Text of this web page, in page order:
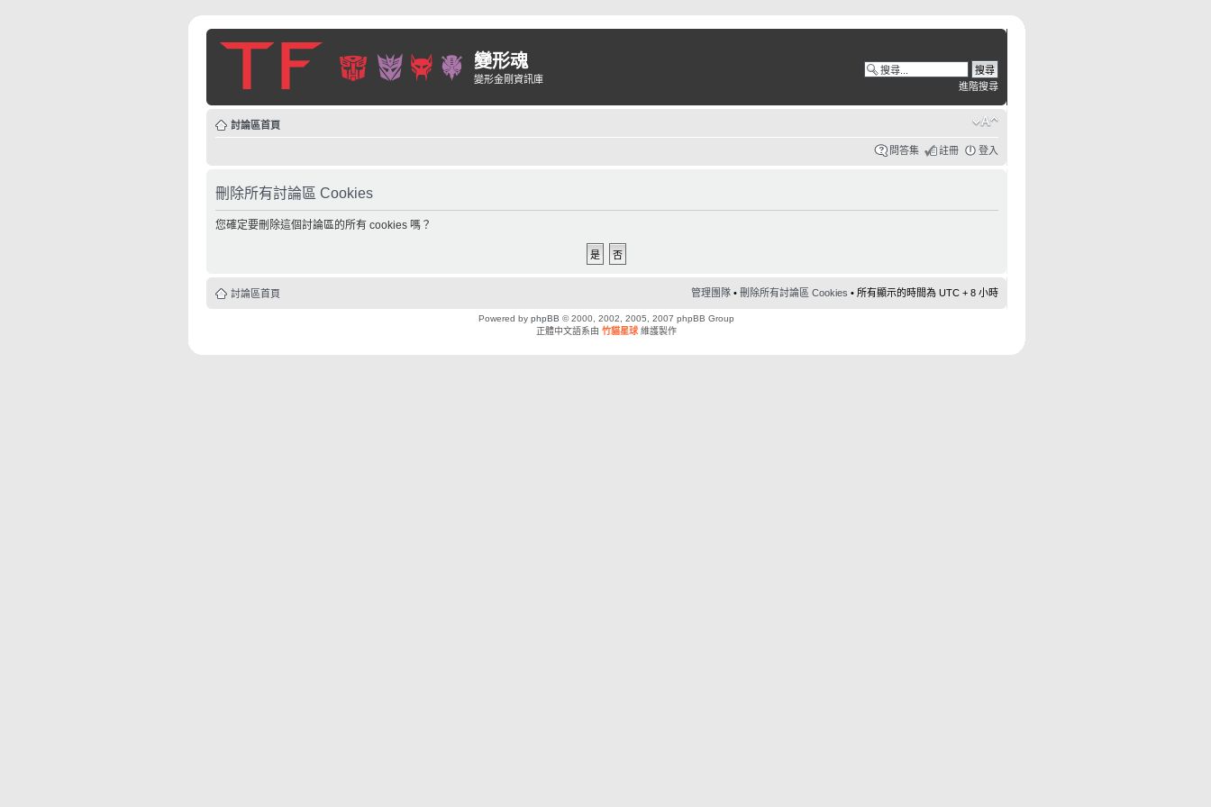
變形魂
變形金剛資訊庫
進階搜尋
討論區首頁
問答集 註冊 登入
刪除所有討論區 Cookies
您確定要刪除這個討論區的所有 cookies 嗎？
討論區首頁 管理團隊 •刪除所有討論區 Cookies • 所有顯示的時間為 UTC + 8 小時
Powered byphpBB © 2000, 2002, 2005, 2007 phpBB Group
正體中文語系由竹貓星球 維護製作